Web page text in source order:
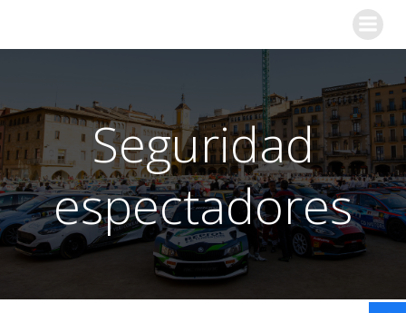
contenido
Seguridad
espectadores